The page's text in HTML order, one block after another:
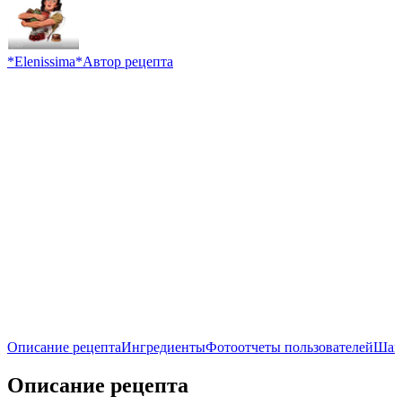
*Elenissima*Автор рецепта
Описание рецептаИнгредиентыФотоотчеты пользователей
Описание рецепта